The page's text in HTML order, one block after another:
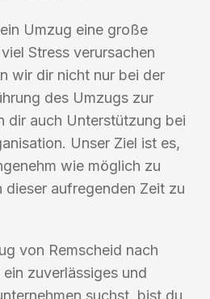
Umzug eine große
Stress verursachen
wir dir nicht nur bei der
des Umzugs zur
dir auch Unterstützung bei
Unser Ziel ist es,
wie möglich zu
dieser aufregenden Zeit zu
von Remscheid nach
zuverlässiges und
suchst, bist du